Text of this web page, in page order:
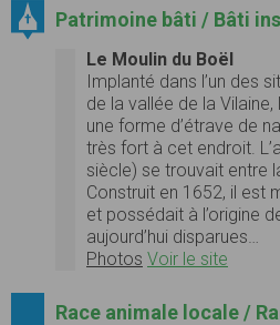
Patrimoine bâti / Bâti
Le Moulin du Boël
Implanté dans l’un des
de la vallée de la
une forme d’étrave de
très fort à cet endroit.
siècle) se trouvait entre
Construit en 1652, il est
et possédait à l’origine
aujourd’hui disparues…
Photos Voir le site
Race animale locale /